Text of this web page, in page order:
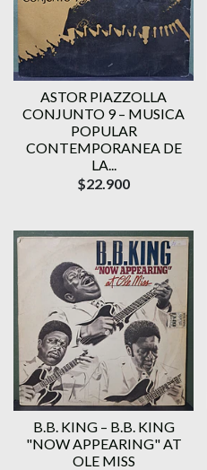
ASTOR PIAZZOLLA
CONJUNTO 9 – MUSICA
POPULAR
CONTEMPORANEA DE
LA...
$22.900
B.B. KING – B.B. KING
"NOW APPEARING" AT
OLE MISS